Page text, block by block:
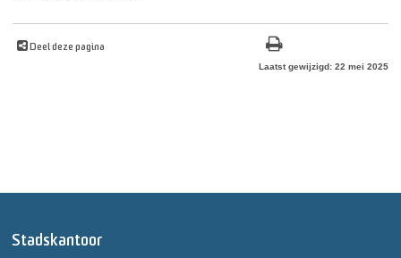
Deel deze pagina
Laatst gewijzigd: 22 mei 2025
Stadskantoor